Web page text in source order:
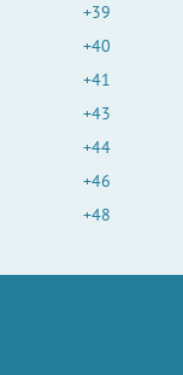
+39
+40
+41
+43
+44
+46
+48